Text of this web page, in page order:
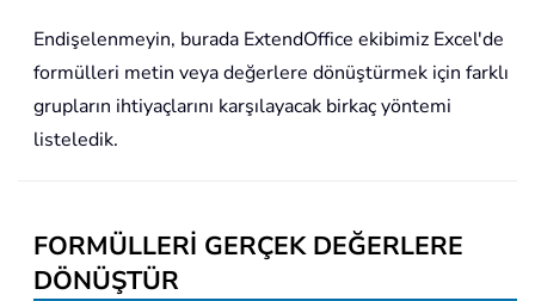
Endişelenmeyin, burada ExtendOffice ekibimiz Excel'de
formülleri metin veya değerlere dönüştürmek için farklı
grupların ihtiyaçlarını karşılayacak birkaç yöntemi
listeledik.
FORMÜLLERİ GERÇEK DEĞERLERE
DÖNÜŞTÜR